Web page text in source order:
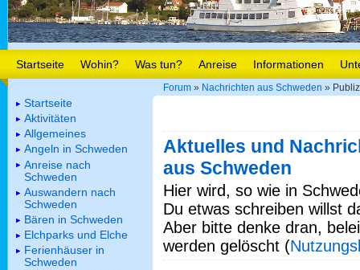
Startseite Wohin? Was tun? Anreise Informationen
Forum » Nachrichten aus Schweden »
Aktuelles und
aus Schweden
Hier wird, so wie in
Du etwas schreiben willst
Aber bitte denke dran,
werden gelöscht (
Startseite
Aktivitäten
Allgemeines
Angeln in Schweden
Anreise nach
Schweden
Auswandern nach
Schweden
Bären in Schweden
Elchparks und Elche
Ferienhäuser in
Schweden